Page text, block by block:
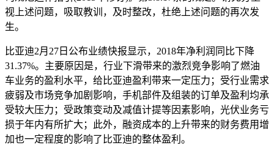
视上述问题，吸取教训，及时整改，杜绝上述问题的再次发
生。
比亚迪2月27日公布业绩快报显示，2018年净利润同比下降
31.37%。主要原因是，行业下滑带来的激烈竞争影响了燃油
车业务的盈利水平，给比亚迪盈利带来一定压力；受行业需求
疲弱及市场竞争加剧影响，手机部件及组装的订单及盈利均承
受较大压力；受政策变动及减值计提等因素影响，光伏业务亏
损于年内有所扩大；此外，融资成本的上升带来的财务费用增
加也一定程度的影响了比亚迪的整体盈利。